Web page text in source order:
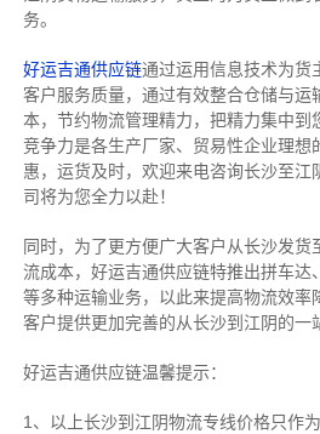
务。
好运吉通供应链通过运用信息技术为货
客户服务质量，通过有效整合仓储与运
本，节约物流管理精力，把精力集中到
竞争力是各生产厂家、贸易性企业理想
惠，运货及时，欢迎来电咨询长沙至江
司将为您全力以赴！
同时，为了更方便广大客户从长沙发
流成本，好运吉通供应链特推出拼车达
等多种运输业务，以此来提高物流效率
客户提供更加完善的从长沙到江阴的一
好运吉通供应链温馨提示：
1、以上长沙到江阴物流专线价格只作